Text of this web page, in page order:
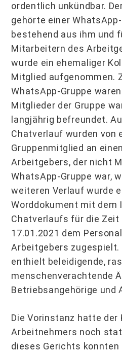
ordentlich unkündbar.
gehörte einer
bestehend aus ihm und
Mitarbeitern des
wurde ein ehemaliger
Mitglied aufgenommen.
WhatsApp-Gruppe
Mitglieder der Gruppe
langjährig befreundet.
Chatverlauf wurden von
Gruppenmitglied an
Arbeitgebers, der nicht
WhatsApp-Gruppe war,
weiteren Verlauf wurde
Worddokument mit dem
Chatverlaufs für die Zeit
17.01.2021 dem
Arbeitgebers zugespielt.
enthielt beleidigende,
menschenverachtende
Betriebsangehörige und
Die Vorinstanz hatte der
Arbeitnehmers noch
dieses Gerichts konnten